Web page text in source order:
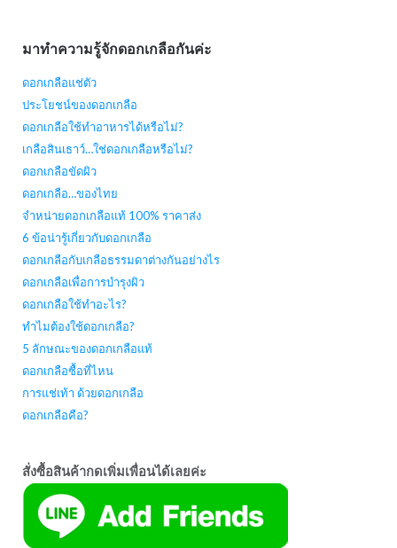
มาทำความรู้จักดอกเกลือกันค่ะ
ดอกเกลือแช่ตัว
ประโยชน์ของดอกเกลือ
ดอกเกลือใช้ทำอาหารได้หรือไม่?
เกลือสินเธาว์…ใช่ดอกเกลือหรือไม่?
ดอกเกลือขัดผิว
ดอกเกลือ…ของไทย
จำหน่ายดอกเกลือแท้ 100% ราคาส่ง
6 ข้อน่ารู้เกี่ยวกับดอกเกลือ
ดอกเกลือกับเกลือธรรมดาต่างกันอย่างไร
ดอกเกลือเพื่อการบำรุงผิว
ดอกเกลือใช้ทำอะไร?
ทำไมต้องใช้ดอกเกลือ?
5 ลักษณะของดอกเกลือแท้
ดอกเกลือซื้อที่ไหน
การแช่เท้า ด้วยดอกเกลือ
ดอกเกลือคือ?
สั่งซื้อสินค้ากดเพิ่มเพื่อนได้เลยค่ะ